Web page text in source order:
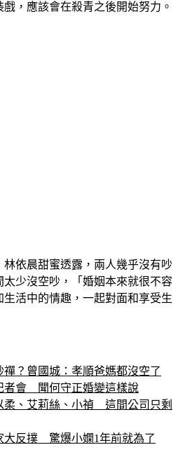
，應該會在殺青之後開始努力。
依晨甜蜜透露，兩人幾乎沒有吵
少沒空吵，「婚姻本來就很不容
活中的情趣，一起對面和享受生
禪？曾國城：孝順爸媽都沒空了
者會　聞何守正婚變這樣說
柔、艾莉絲、小禎　這間公司只剩
大反撲　驚爆小嫻1年前就為了